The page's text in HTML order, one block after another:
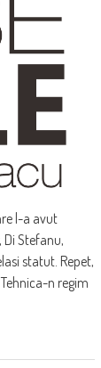
l-a avut
Stefanu,
statut. Repet,
n regim